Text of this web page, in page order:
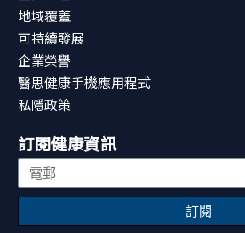
地域覆蓋
可持續發展
企業榮譽
醫思健康手機應用程式
私隱政策
訂閱健康資訊
訂閱